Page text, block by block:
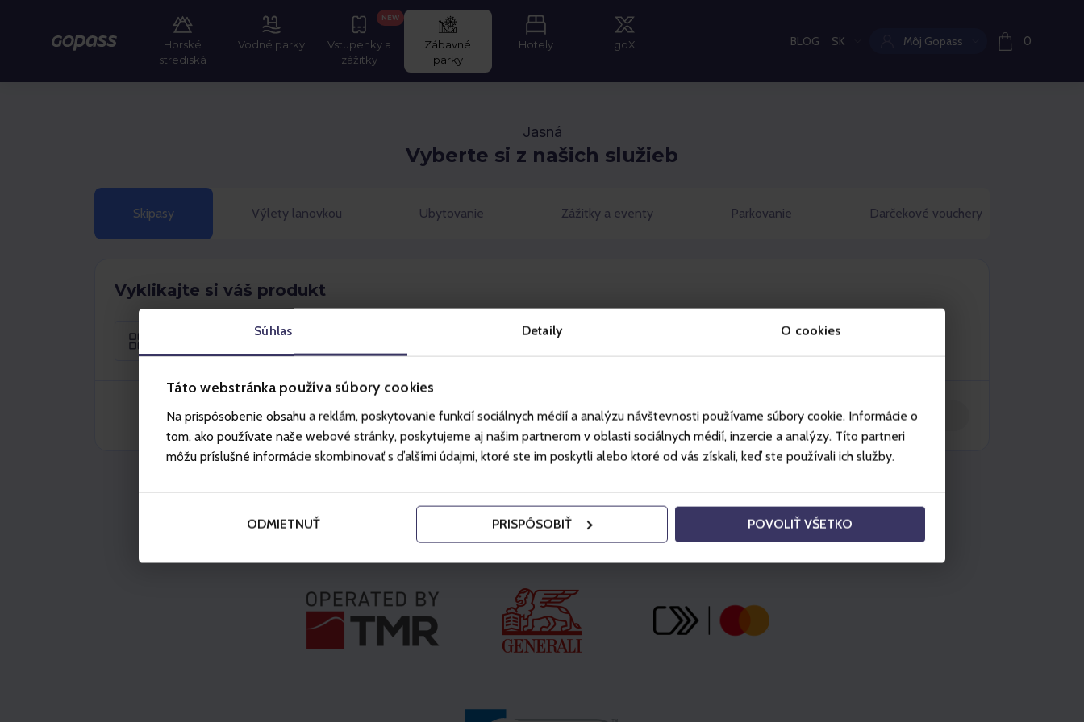
Súhlas Detaily O cookies
Táto webstránka používa súbory cookies
Na prispôsobenie obsahu a reklám, poskytovanie funkcií sociálnych médií a analýzu návštevnosti používame súbory cookie. Informácie o
tom, ako používate naše webové stránky, poskytujeme aj našim partnerom v oblasti sociálnych médií, inzercie a analýzy. Títo partneri
môžu príslušné informácie skombinovať s ďalšími údajmi, ktoré ste im poskytli alebo ktoré od vás získali, keď ste používali ich služby.
ODMIETNUŤ PRISPÔSOBIŤ POVOLIŤ VŠETKO
Gopass
Horské
strediská
Vodné parky
Vstupenky a
zážitky
NEW
Zábavné
parky
Hotely goX BLOG Aktuální jazyk:
SK Môj Gopass 0
Jasná
Vyberte si z našich služieb
Skipasy Výlety lanovkou Ubytovanie Zážitky a eventy Parkovanie Darčekové vouchery
Vyklikajte si váš produkt
Vložiť do košíka
Partneri